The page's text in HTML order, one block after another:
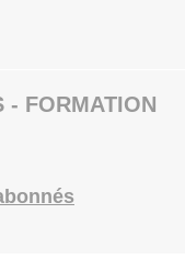
- FORMATION